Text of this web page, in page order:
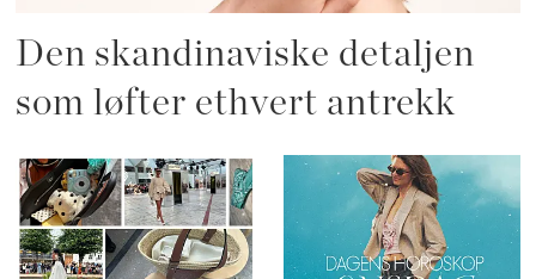
Den skandinaviske detaljen
som løfter ethvert antrekk